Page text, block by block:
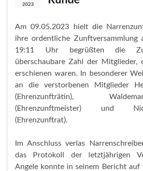
2023
Am 09.05.2023 hielt die
ihre ordentliche Zunftversammlung
19:11 Uhr begrüßten die
überschaubare Zahl der Mitglieder,
erschienen waren. In besonderer
an die verstorbenen Mitglieder
(Ehrenzunfträtin),
(Ehrenzunftmeister) und
(Ehrenzunftrat).
Im Anschluss verlas
das Protokoll der letztjährigen
Angele konnte in seinem Bericht auf